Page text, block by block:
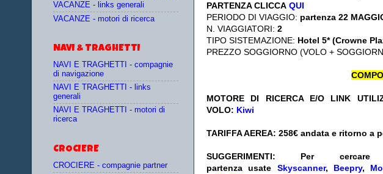
PARTENZA CLICCA QUI
PERIODO DI VIAGGIO: partenza 22
N. VIAGGIATORI: 2
TIPO SISTEMAZIONE: Hotel 5* (Crowne
PREZZO SOGGIORNO (VOLO +
MOTORE DI RICERCA E/O LINK
VOLO: Kiwi
TARIFFA AEREA: 258€ andata e ritorno a
SUGGERIMENTI: Per
partenza usate Skyscanner, Beepry,
VACANZE - links generali
VACANZE - motori di ricerca
NAVI & TRAGHETTI
NAVI E TRAGHETTI - compagnie
di navigazione
NAVI E TRAGHETTI - links
generali
NAVI E TRAGHETTI - motori di
ricerca
CROCIERE
CROCIERE - compagnie partner